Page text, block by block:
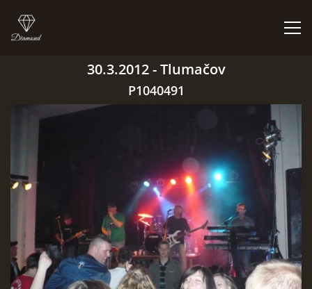
CO HRAJEM | NEHRAJEM
NĚCO Z PRAVĚKU
30.3.2012 - Tlumačov
P1040491